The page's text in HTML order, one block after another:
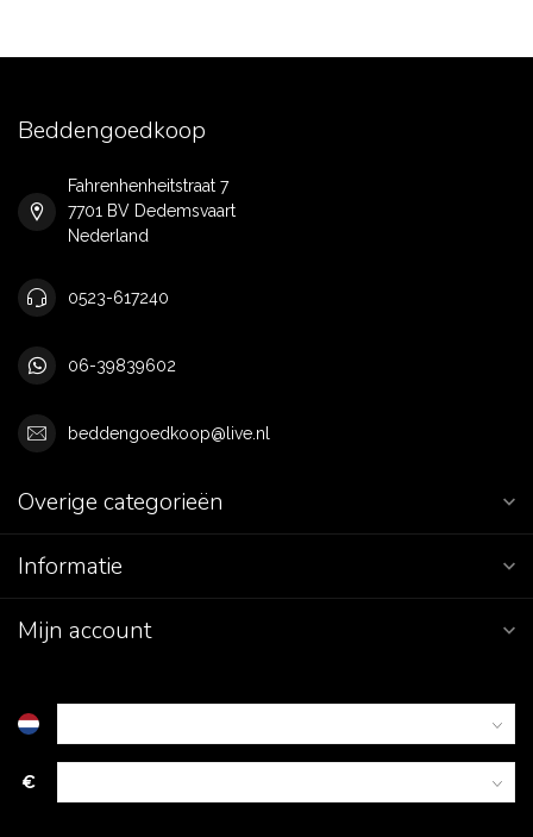
Beddengoedkoop
Fahrenhenheitstraat 7
7701 BV Dedemsvaart
Nederland
0523-617240
06-39839602
beddengoedkoop@live.nl
Overige categorieën
Informatie
Mijn account
€